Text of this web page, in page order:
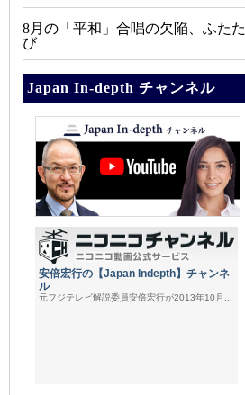
8月の「平和」合唱の欠陥、ふたた
び
Japan In-depth チャンネル